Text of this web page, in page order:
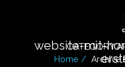
website-mit-
CATEGORY
Home Archive